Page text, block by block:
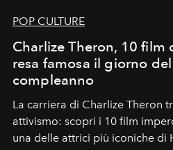
POP CULTURE
Charlize Theron, 10 film
resa famosa il giorno
compleanno
La carriera di Charlize Theron
attivismo: scopri i 10 film
una delle attrici più iconiche di